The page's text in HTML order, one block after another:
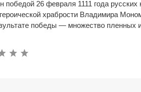
победой 26 февраля 1111 года русских
храбрости Владимира
победы — множество пленных